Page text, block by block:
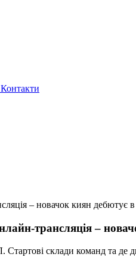
Контакти
– новачок киян дебютує в
трансляція –
склади команд та де